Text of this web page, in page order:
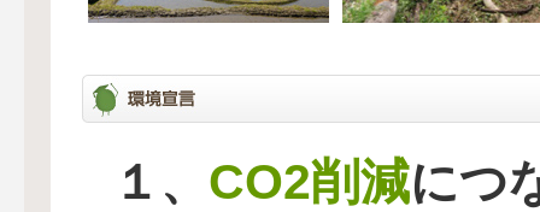
１、 CO2削減につ